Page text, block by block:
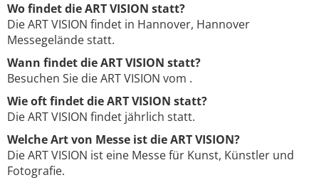
Wo findet die ART VISION statt?
Die ART VISION findet in Hannover, Hannover
Messegelände statt.
Wann findet die ART VISION statt?
Besuchen Sie die ART VISION vom .
Wie oft findet die ART VISION statt?
Die ART VISION findet jährlich statt.
Welche Art von Messe ist die ART VISION?
Die ART VISION ist eine Messe für Kunst, Künstler und
Fotografie.